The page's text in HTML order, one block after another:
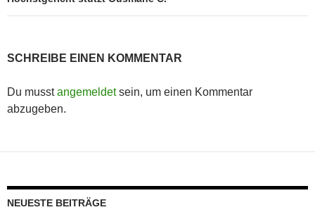
SCHREIBE EINEN KOMMENTAR
Du musstangemeldetsein, um einen Kommentar
abzugeben.
NEUESTE BEITRÄGE